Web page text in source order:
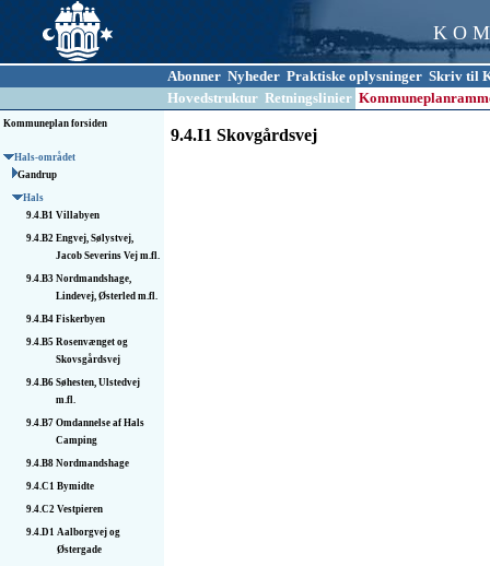
K O
Abonner Nyheder Praktiske oplysninger Skriv til
Hovedstruktur Retningslinier
Kommuneplan forsiden
Hals-området
Gandrup
Hals
9.4.B1 Villabyen
9.4.B2 Engvej, Sølystvej,
Jacob Severins Vej m.fl.
9.4.B3 Nordmandshage,
Lindevej, Østerled m.fl.
9.4.B4 Fiskerbyen
9.4.B5 Rosenvænget og
Skovsgårdsvej
9.4.B6 Søhesten, Ulstedvej
m.fl.
9.4.B7 Omdannelse af Hals
Camping
9.4.B8 Nordmandshage
9.4.C1 Bymidte
9.4.C2 Vestpieren
9.4.D1 Aalborgvej og
Østergade
9.4.I1 Skovgårdsvej